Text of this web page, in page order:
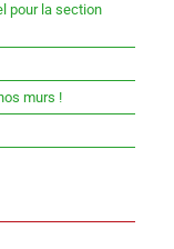
pour la section
murs !